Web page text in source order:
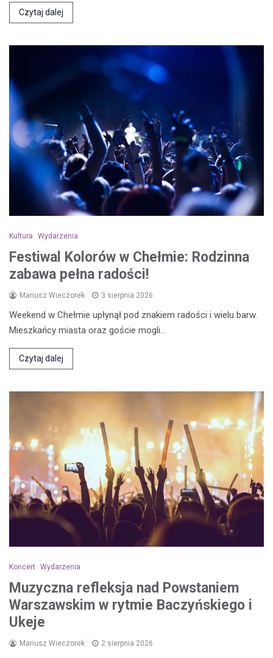
Czytaj dalej
Kultura Wydarzenia
Festiwal Kolorów w Chełmie: Rodzinna
zabawa pełna radości!
Mariusz Wieczorek 3 sierpnia 2026
Weekend w Chełmie upłynął pod znakiem radości i wielu barw.
Mieszkańcy miasta oraz goście mogli…
Czytaj dalej
Koncert Wydarzenia
Muzyczna refleksja nad Powstaniem
Warszawskim w rytmie Baczyńskiego i
Ukeje
Mariusz Wieczorek 2 sierpnia 2026